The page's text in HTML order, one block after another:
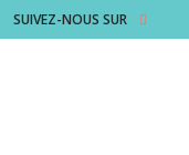
SUIVEZ-NOUS SUR